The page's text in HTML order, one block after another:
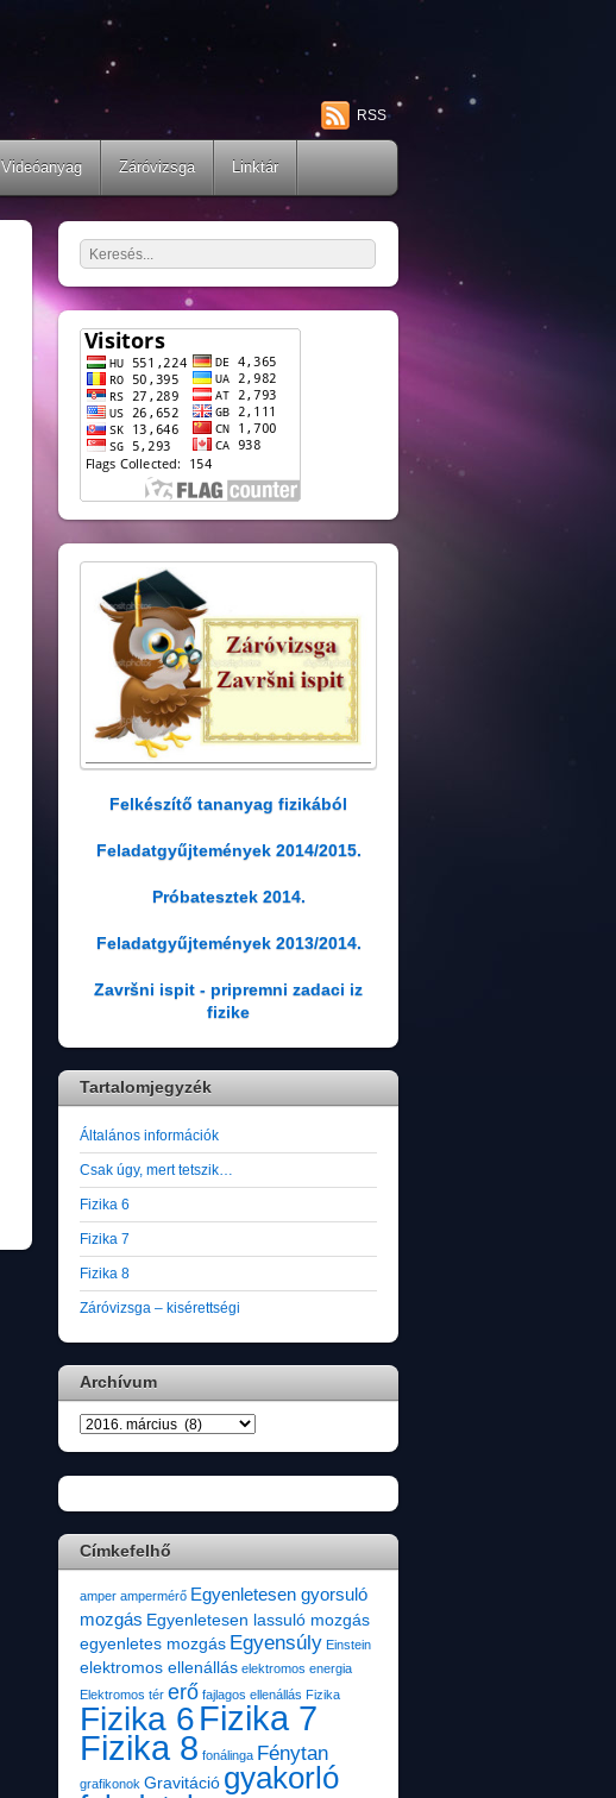
RSS
Videóanyag Záróvizsga Linktár
Felkészítő tananyag fizikából
Feladatgyűjtemények 2014/2015.
Próbatesztek 2014.
Feladatgyűjtemények 2013/2014.
Završni ispit - pripremni zadaci iz
fizike
Tartalomjegyzék
Általános információk
Csak úgy, mert tetszik…
Fizika 6
Fizika 7
Fizika 8
Záróvizsga – kisérettségi
Archívum
Archívum
Címkefelhő
amper ampermérő Egyenletesen gyorsuló
mozgás Egyenletesen lassuló mozgás
egyenletes mozgás Egyensúly Einstein
elektromos ellenállás elektromos energia
Elektromos tér erő fajlagos ellenállás Fizika
Fizika 6Fizika 7
Fizika 8 fonálinga Fénytan
grafikonok Gravitáció gyakorló